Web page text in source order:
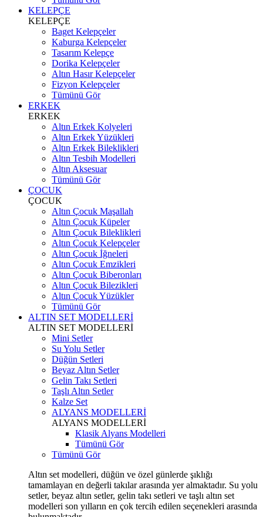
KELEPÇE
KELEPÇE
Baget Kelepçeler
Kaburga Kelepçeler
Tasarım Kelepçe
Dorika Kelepçeler
Altın Hasır Kelepçeler
Fizyon Kelepçeler
Tümünü Gör
ERKEK
ERKEK
Altın Erkek Kolyeleri
Altın Erkek Yüzükleri
Altın Erkek Bileklikleri
Altın Tesbih Modelleri
Altın Aksesuar
Tümünü Gör
ÇOCUK
ÇOCUK
Altın Çocuk Maşallah
Altın Çocuk Küpeler
Altın Çocuk Bileklikleri
Altın Çocuk Kelepçeler
Altın Çocuk İğneleri
Altın Çocuk Emzikleri
Altın Çocuk Biberonları
Altın Çocuk Bilezikleri
Altın Çocuk Yüzükler
Tümünü Gör
ALTIN SET MODELLERİ
ALTIN SET MODELLERİ
Mini Setler
Su Yolu Setler
Düğün Setleri
Beyaz Altın Setler
Gelin Takı Setleri
Taşlı Altın Setler
Kalze Set
ALYANS MODELLERİ
ALYANS MODELLERİ
Klasik Alyans Modelleri
Tümünü Gör
Tümünü Gör
Altın set modelleri, düğün ve özel günlerde şıklığı
tamamlayan en değerli takılar arasında yer almaktadır. Su yolu
setler, beyaz altın setler, gelin takı setleri ve taşlı altın set
modelleri son yılların en çok tercih edilen seçenekleri arasında